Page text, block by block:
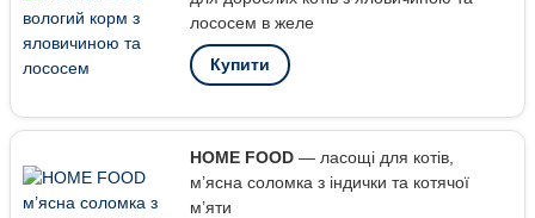
лососем в желе
Купити
HOME FOOD— ласощі для котів,
м’ясна соломка з індички та котячої
м’яти